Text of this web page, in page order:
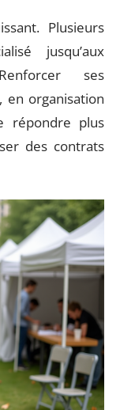
Plusieurs
jusqu’aux
ses
en organisation
répondre plus
des contrats